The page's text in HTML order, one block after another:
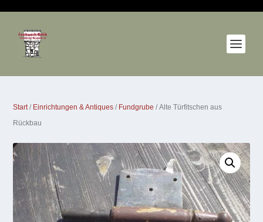
Start/ Einrichtungen & Antiques / Fundgrube / Alte Türfitschen aus
Rückbau